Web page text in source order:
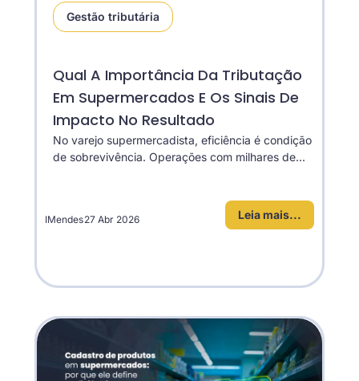
Gestão tributária
Qual A Importância Da Tributação
Em Supermercados E Os Sinais De
Impacto No Resultado
No varejo supermercadista, eficiência é condição
de sobrevivência. Operações com milhares de...
Leia mais...
IMendes27 Abr 2026